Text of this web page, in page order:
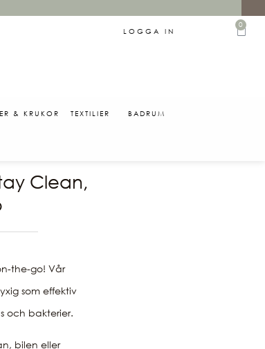
LOGGA IN
0
& KRUKOR TEXTILIER BADRUM
Clean,
the-go! Vår
som effektiv
och bakterier.
bilen eller